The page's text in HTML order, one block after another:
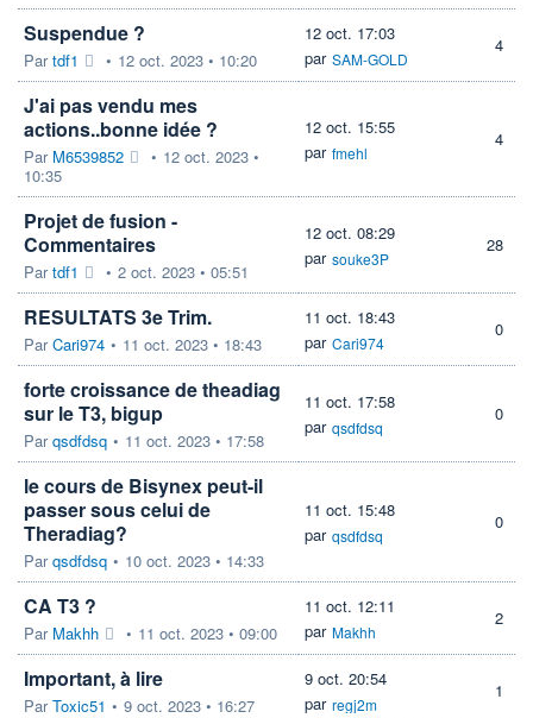
Suspendue ?
Partdf1 • 12 oct. 2023 • 10:20
12 oct. 17:03
par SAM-GOLD
4
J'ai pas vendu mes
actions..bonne idée ?
Par M6539852 • 12 oct. 2023 •
10:35
12 oct. 15:55
par fmehl
4
Projet de fusion -
Commentaires
Partdf1 • 2 oct. 2023 • 05:51
12 oct. 08:29
par souke3P
28
RESULTATS 3e Trim.
ParCari974 • 11 oct. 2023 • 18:43
11 oct. 18:43
par Cari974
0
forte croissance de theadiag
sur le T3, bigup
Parqsdfdsq • 11 oct. 2023 • 17:58
11 oct. 17:58
par qsdfdsq
0
le cours de Bisynex peut-il
passer sous celui de
Theradiag?
Parqsdfdsq • 10 oct. 2023 • 14:33
11 oct. 15:48
par qsdfdsq
0
CA T3 ?
Par Makhh • 11 oct. 2023 • 09:00
11 oct. 12:11
par Makhh
2
Important, à lire
ParToxic51 • 9 oct. 2023 • 16:27
9 oct. 20:54
par regj2m
1